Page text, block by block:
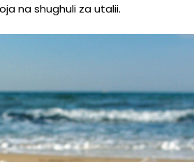
na shughuli za utalii.